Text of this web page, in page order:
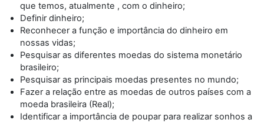
que temos, atualmente , com o dinheiro;
Definir dinheiro;
Reconhecer a função e importância do dinheiro em
nossas vidas;
Pesquisar as diferentes moedas do sistema monetário
brasileiro;
Pesquisar as principais moedas presentes no mundo;
Fazer a relação entre as moedas de outros países com a
moeda brasileira (Real);
Identificar a importância de poupar para realizar sonhos a